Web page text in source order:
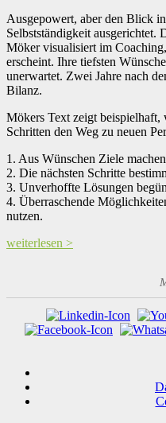
Ausgepowert, aber den Blick
Selbstständigkeit ausgerichtet.
Möker visualisiert im
erscheint. Ihre tiefsten
unerwartet. Zwei Jahre nach
Bilanz.
Mökers Text zeigt
Schritten den Weg zu neuen
1. Aus Wünschen Ziele
2. Die nächsten Schritte
3. Unverhoffte Lösungen
4. Überraschende
nutzen.
weiterlesen >